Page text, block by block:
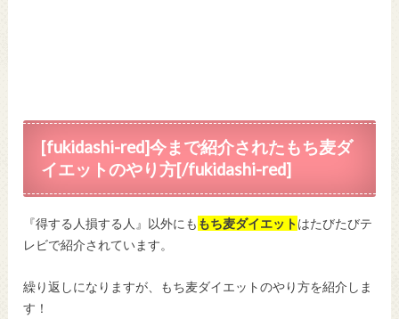
[fukidashi-red]今まで紹介されたもち麦ダ
イエットのやり方[/fukidashi-red]
『得する人損する人』以外にも もち麦ダイエットはたびたびテ
レビで紹介されています。
繰り返しになりますが、もち麦ダイエットのやり方を紹介しま
す！